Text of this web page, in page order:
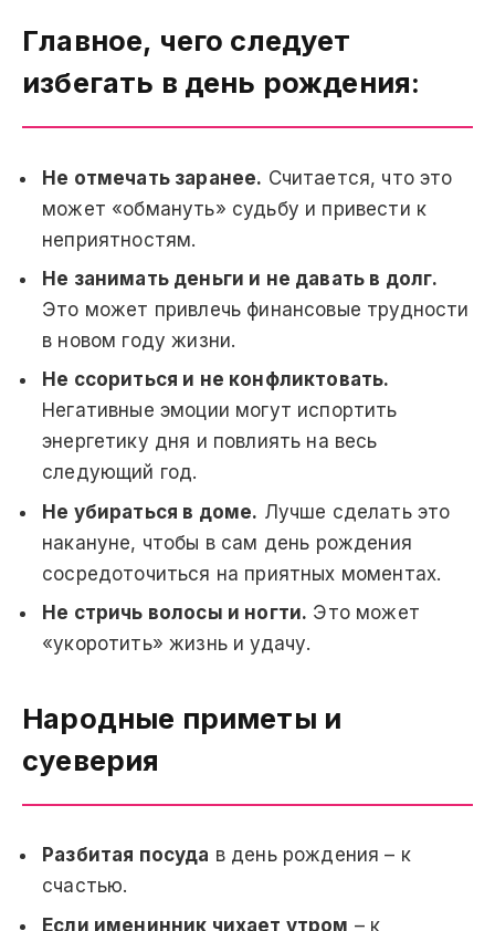
Главное, чего следует
избегать в день рождения:
Не отмечать заранее. Считается, что это
может «обмануть» судьбу и привести к
неприятностям.
Не занимать деньги и не давать в долг.
Это может привлечь финансовые трудности
в новом году жизни.
Не ссориться и не конфликтовать.
Негативные эмоции могут испортить
энергетику дня и повлиять на весь
следующий год.
Не убираться в доме. Лучше сделать это
накануне, чтобы в сам день рождения
сосредоточиться на приятных моментах.
Не стричь волосы и ногти. Это может
«укоротить» жизнь и удачу.
Народные приметы и
суеверия
Разбитая посуда в день рождения – к
счастью.
Если именинник чихает утром – к